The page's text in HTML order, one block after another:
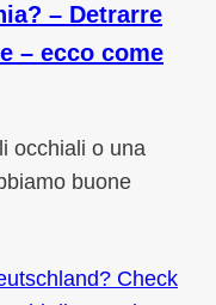
– Detrarre
– ecco come
occhiali o una
buone